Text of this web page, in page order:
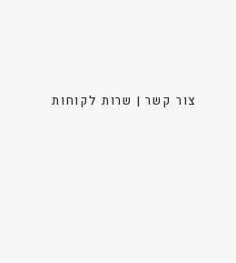
צור קשר | שרות לקוחות